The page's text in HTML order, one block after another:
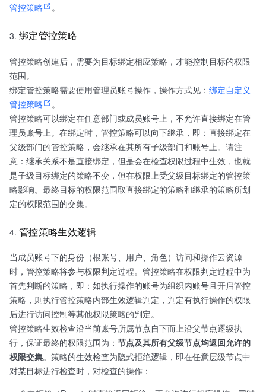
管控策略
。
绑定管控策略
管控策略创建后，需要为目标绑定相应策略，才能控制目标的权限
范围。
绑定管控策略需要使用管理员账号操作，操作方式见： 绑定自定义
管控策略
。
管控策略可以绑定在任意部门或成员账号上，不允许直接绑定在管
理员账号上。在绑定时，管控策略可以向下继承，即：直接绑定在
父级部门的管控策略，会继承在其所有子级部门和账号上。请注
意：继承关系不是直接绑定，但是会在检查权限过程中生效，也就
是子级目标绑定的策略不变，但在权限上受父级目标绑定的管控策
略影响。最终目标的权限范围取直接绑定的策略和继承的策略所划
定的权限范围的交集。
管控策略生效逻辑
当成员账号下的身份（根账号、用户、角色）访问和操作云资源
时，管控策略将参与权限判定过程。管控策略在权限判定过程中为
首先判断的策略，即：如执行操作的账号为组织内账号且开启管控
策略，则执行管控策略内部生效逻辑判定，判定有执行操作的权限
后进行访问控制等其他权限策略的判定。
管控策略生效检查沿当前账号所属节点自下而上沿父节点逐级执
行，保证最终的权限范围为： 节点及其所有父级节点均返回允许的
权限交集。策略的生效检查为隐式拒绝逻辑，即在任意层级节点中
对某目标进行检查时，对检查的操作：